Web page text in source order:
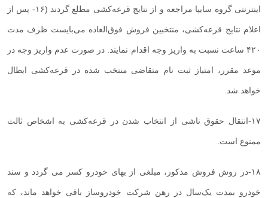
اینترنتی گروه سایپا مراجعه و از نتایج قرعه‌کشی مطلع گردند (۱۶- پس از
اعلام نتایج قرعه‌کشی، منتخبین فروش فوق‌العاده می‌بایست ظرف مدت
۴۲۰ ساعت نسبت به واریز وجه اقدام نمایند. در صورت عدم واریز وجه در
موعد مقرر، امتیاز ثبت نام متقاضی منتخب شده در قرعه‌کشی ابطال
خواهد شد
۱۷-انتقال حقوق ناشی از انتخاب شدن در قرعه‌کشی به اشخاص ثالث
ممنوع است
۱۸-در روش فروش مذکور، مبلغی از بهای خودرو کسر می گردد و سند
خودرو بمدت یک‌سال در رهن شرکت خودروساز باقی خواهد ماند، که